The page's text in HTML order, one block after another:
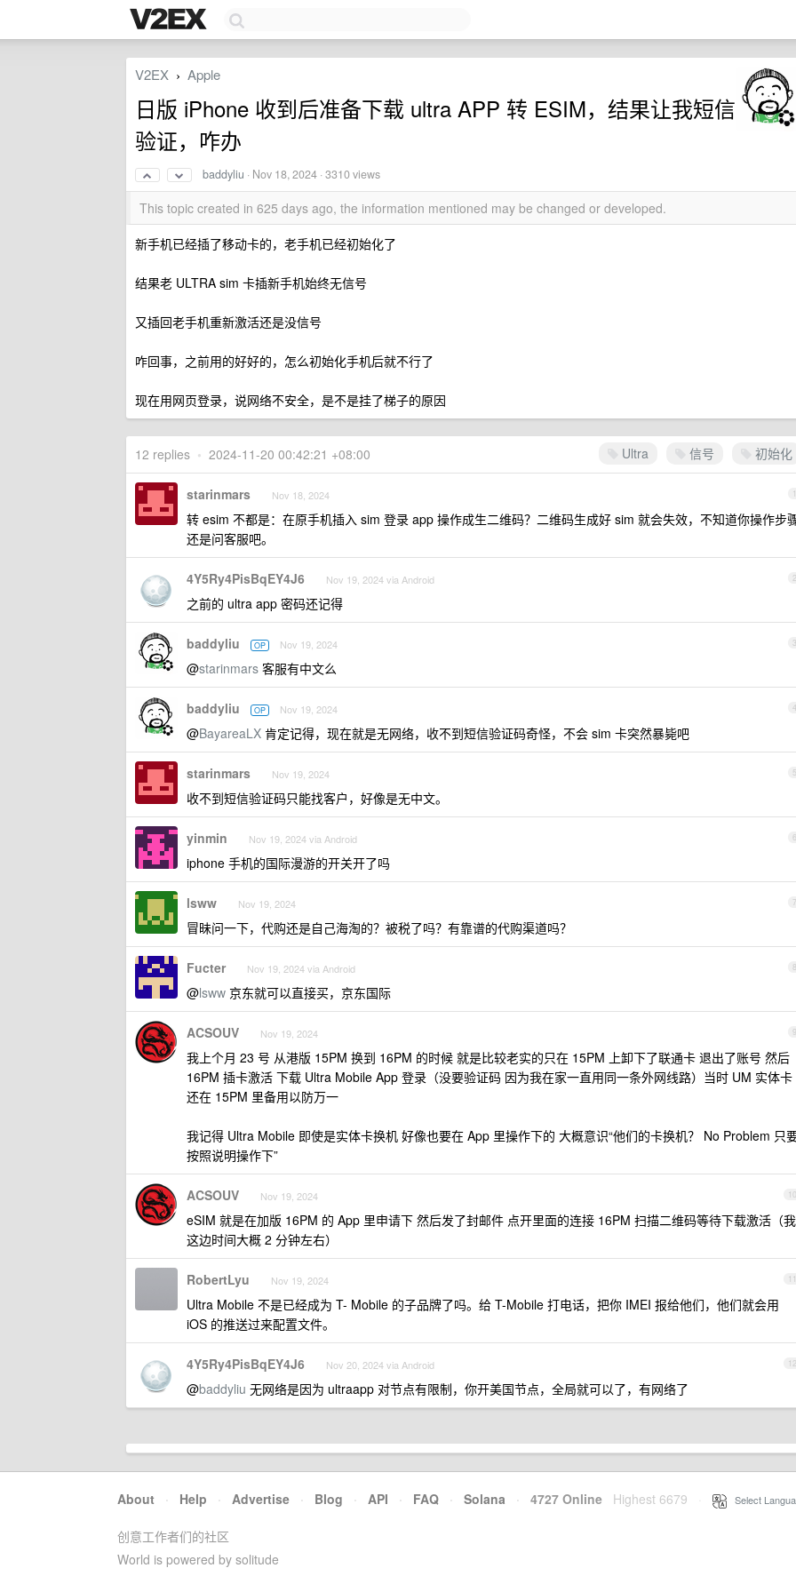
V2EX › Apple
日版 iPhone 收到后准备下载 ultra APP 转 ESIM，结果让我短信
验证，咋办
baddyliu · Nov 18, 2024 · 3310 views
This topic created in 625 days ago, the information mentioned may be changed or developed.
新手机已经插了移动卡的，老手机已经初始化了
结果老 ULTRA sim 卡插新手机始终无信号
又插回老手机重新激活还是没信号
咋回事，之前用的好好的，怎么初始化手机后就不行了
现在用网页登录，说网络不安全，是不是挂了梯子的原因
Ultra 信号 初始化
12 replies • 2024-11-20 00:42:21 +08:00
1
starinmars Nov 18, 2024
转 esim 不都是：在原手机插入 sim 登录 app 操作成生二维码？二维码生成好 sim 就会失效，不知道你操作步
还是问客服吧。
2
4Y5Ry4PisBqEY4J6 Nov 19, 2024 via Android
之前的 ultra app 密码还记得
3
baddyliu OP Nov 19, 2024
@starinmars 客服有中文么
4
baddyliu OP Nov 19, 2024
@BayareaLX 肯定记得，现在就是无网络，收不到短信验证码奇怪，不会 sim 卡突然暴毙吧
5
starinmars Nov 19, 2024
收不到短信验证码只能找客户，好像是无中文。
6
yinmin Nov 19, 2024 via Android
iphone 手机的国际漫游的开关开了吗
7
lsww Nov 19, 2024
冒昧问一下，代购还是自己海淘的？被税了吗？有靠谱的代购渠道吗？
8
Fucter Nov 19, 2024 via Android
@lsww 京东就可以直接买，京东国际
9
ACSOUV Nov 19, 2024
我上个月 23 号 从港版 15PM 换到 16PM 的时候 就是比较老实的只在 15PM 上卸下了联通卡 退出了账号 然后
16PM 插卡激活 下载 Ultra Mobile App 登录（没要验证码 因为我在家一直用同一条外网线路）当时 UM 实体卡
还在 15PM 里备用以防万一
我记得 Ultra Mobile 即使是实体卡换机 好像也要在 App 里操作下的 大概意识“他们的卡换机？ No Problem 只
按照说明操作下”
10
ACSOUV Nov 19, 2024
eSIM 就是在加版 16PM 的 App 里申请下 然后发了封邮件 点开里面的连接 16PM 扫描二维码等待下载激活（我
这边时间大概 2 分钟左右）
11
RobertLyu Nov 19, 2024
Ultra Mobile 不是已经成为 T- Mobile 的子品牌了吗。给 T-Mobile 打电话，把你 IMEI 报给他们，他们就会用
iOS 的推送过来配置文件。
12
4Y5Ry4PisBqEY4J6 Nov 20, 2024 via Android
@baddyliu 无网络是因为 ultraapp 对节点有限制，你开美国节点，全局就可以了，有网络了
About · Help · Advertise · Blog · API · FAQ · Solana · 4727 Online Highest 6679 Select
创意工作者们的社区
World is powered by solitude